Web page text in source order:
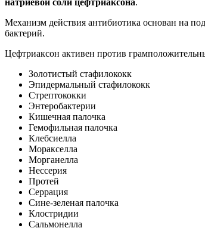
Механизм действия антибиотика основан на
бактерий.
Цефтриаксон активен против
Золотистый стафилококк
Эпидермальный стафилококк
Стрептококки
Энтеробактерии
Кишечная палочка
Гемофильная палочка
Клебсиелла
Моракселла
Морганелла
Нессерия
Протей
Серрация
Сине-зеленая палочка
Клостридии
Сальмонелла